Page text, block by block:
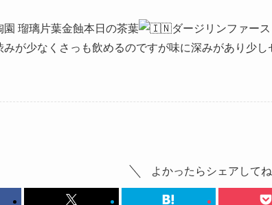
園 瑠璃片葉金蝕本日の茶葉 ダージリンファー
みが少なくさっも飲めるのですが味に深みがあり少
よかったらシェアしてね